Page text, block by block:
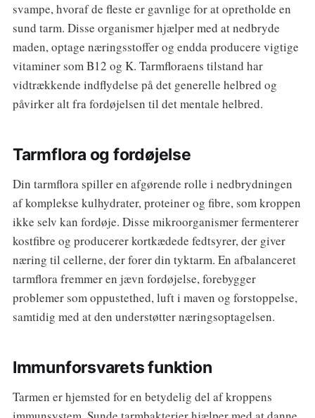
svampe, hvoraf de fleste er gavnlige for at opretholde en
sund tarm. Disse organismer hjælper med at nedbryde
maden, optage næringsstoffer og endda producere vigtige
vitaminer som B12 og K. Tarmfloraens tilstand har
vidtrækkende indflydelse på det generelle helbred og
påvirker alt fra fordøjelsen til det mentale helbred.
Tarmflora og fordøjelse
Din tarmflora spiller en afgørende rolle i nedbrydningen
af komplekse kulhydrater, proteiner og fibre, som kroppen
ikke selv kan fordøje. Disse mikroorganismer fermenterer
kostfibre og producerer kortkædede fedtsyrer, der giver
næring til cellerne, der forer din tyktarm. En afbalanceret
tarmflora fremmer en jævn fordøjelse, forebygger
problemer som oppustethed, luft i maven og forstoppelse,
samtidig med at den understøtter næringsoptagelsen.
Immunforsvarets funktion
Tarmen er hjemsted for en betydelig del af kroppens